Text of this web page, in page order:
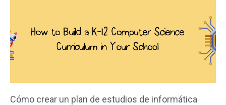
Cómo crear un plan de estudios de informática